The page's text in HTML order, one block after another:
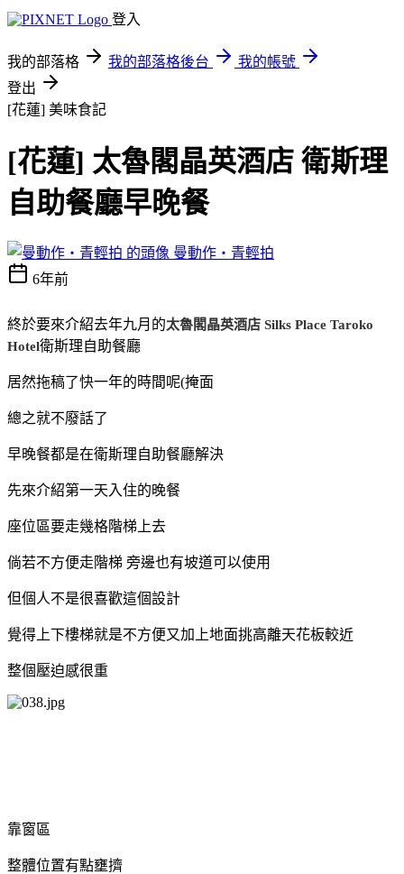
登入
我的部落格 我的部落格後台
我的帳號
登出
[花蓮] 美味食記
[花蓮] 太魯閣晶英酒店 衛斯理
自助餐廳早晚餐
曼動作‧青輕拍
6年前
終於要來介紹去年九月的太魯閣晶英酒店 Silks Place Taroko
Hotel衛斯理自助餐廳
居然拖稿了快一年的時間呢(掩面
總之就不廢話了
早晚餐都是在衛斯理自助餐廳解決
先來介紹第一天入住的晚餐
座位區要走幾格階梯上去
倘若不方便走階梯 旁邊也有坡道可以使用
但個人不是很喜歡這個設計
覺得上下樓梯就是不方便又加上地面挑高離天花板較近
整個壓迫感很重
靠窗區
整體位置有點壅擠